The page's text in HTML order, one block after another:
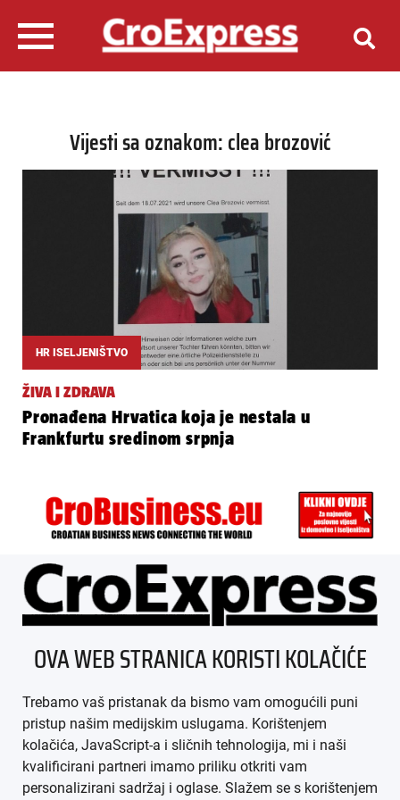
Vijesti sa oznakom: clea brozović
HR ISELJENIŠTVO
ŽIVA I ZDRAVA
Pronađena Hrvatica koja je nestala u
Frankfurtu sredinom srpnja
ÜBER UNS
IMPRESSUM
AGB
DATENSCHUTZ
OVA WEB STRANICA KORISTI KOLAČIĆE
Trebamo vaš pristanak da bismo vam omogućili puni
pristup našim medijskim uslugama. Korištenjem
kolačića, JavaScript-a i sličnih tehnologija, mi i naši
kvalificirani partneri imamo priliku otkriti vam
personalizirani sadržaj i oglase. Slažem se s korištenjem